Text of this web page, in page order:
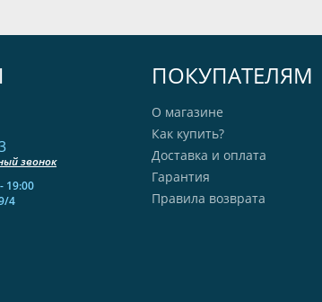
звонок
19:00
4
ПОКУПАТЕЛЯМ
О магазине
Как купить?
Доставка и оплата
Гарантия
Правила возврата